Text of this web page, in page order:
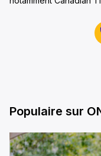
Populaire sur